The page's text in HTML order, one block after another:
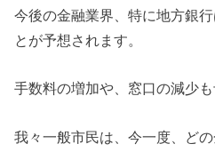
今後の金融業界、特に地方銀
とが予想されます。
手数料の増加や、窓口の減少も
我々一般市民は、今一度、ど